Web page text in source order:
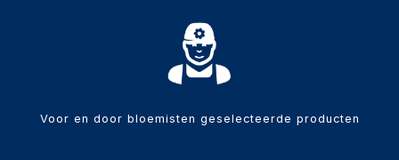
Voor en door bloemisten geselecteerde producten